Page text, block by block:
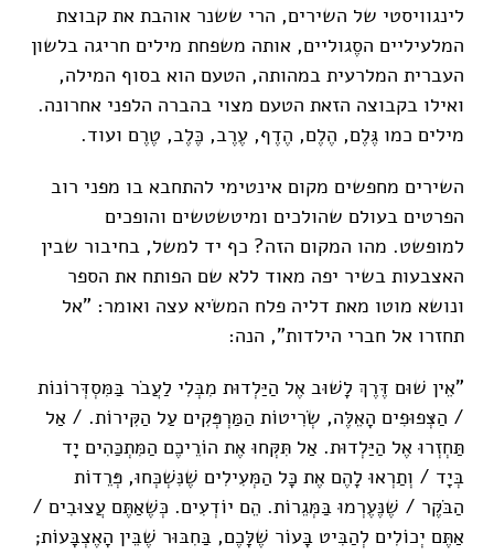
לינגוויסטי של השירים, הרי ששנר אוהבת את קבוצת
המלעיליים הסֶגוליים, אותה משפחת מילים חריגה בלשון
העברית המלרעית במהותה, הטעם הוא בסוף המילה,
ואילו בקבוצה הזאת הטעם מצוי בהברה הלפני אחרונה.
מילים כמו גֶּלֶם, הֶלֶם, הֶדֶף, עֶרֶב, כֶּלֶב, טֶרֶם ועוד.
השירים מחפשים מקום אינטימי להתחבא בו מפני רוב
הפרטים בעולם שהולכים ומיטשטשים והופכים
למופשט. מהו המקום הזה? כף יד למשל, בחיבור שבין
האצבעות בשיר יפה מאוד ללא שם הפותח את הספר
ונושא מוטו מאת דליה פלח המשׂיא עצה ואומר: "אל
תחזרו אל חברי הילדות", הנה:
"אֵין שׁוּם דֶּרֶךְ לָשׁוּב אֶל הַיַּלְדוּת מִבְּלִי לַעֲבֹר בַּמִּסְדְּרוֹנוֹת
/ הַצְּפוּפִים הָאֵלֶּה, שְׂרִיטוֹת הַמַּרְפְּקִים עַל הַקִּירוֹת. / אַל
תַּחְזְרוּ אֶל הַיַּלְדוּת. אַל תִּקְּחוּ אֶת הוֹרֵיכֶם הַמִּתְכַּהִים יָד
בְּיָד / וְתַרְאוּ לָהֶם אֶת כָּל הַמְּעִילִים שֶׁנִּשְׁכְּחוּ, פְּרֵדוֹת
הַבֹּקֶר / שֶׁנֶּעֶרְמוּ בַּמְּגֵרוֹת. הֵם יוֹדְעִים. כְּשֶׁאַתֶּם עֲצוּבִים /
אַתֶּם יְכוֹלִים לְהַבִּיט בָּעוֹר שֶׁלָּכֶם, בַּחִבּוּר שֶׁבֵּין הָאֶצְבָּעוֹת;